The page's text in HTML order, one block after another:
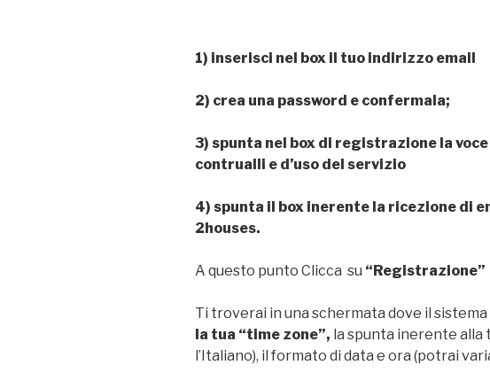
1) inserisci nel box il tuo indirizzo email
2) crea una password e confermala;
3) spunta nel box di registrazione la
contrualli e d’uso del servizio
4) spunta il box inerente la ricezione di
2houses.
A questo punto Clicca su “Registrazione”
Ti troverai in una schermata dove il sistema
la tua “time zone”, la spunta inerente alla
l’Italiano), il formato di data e ora (potrai